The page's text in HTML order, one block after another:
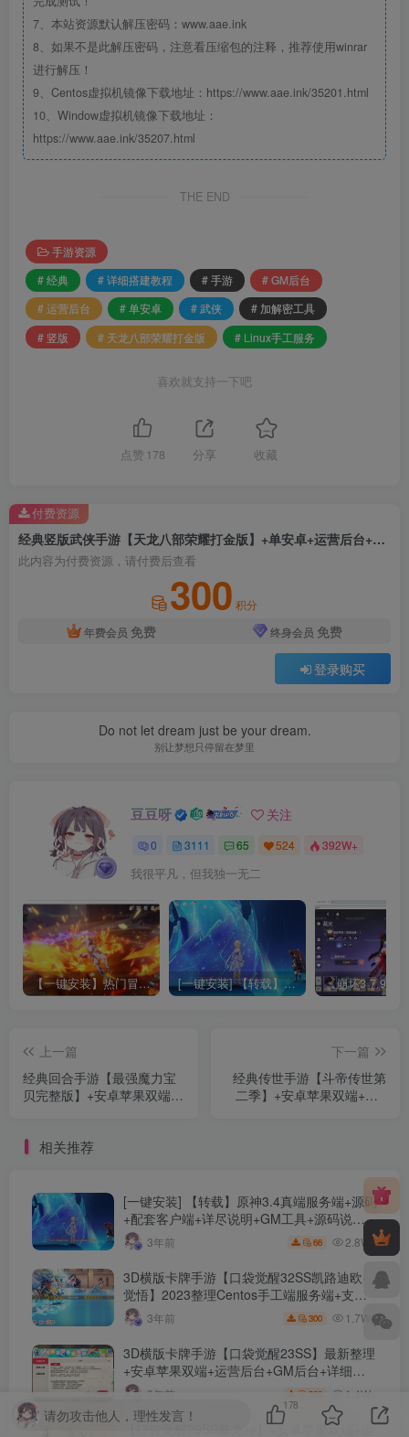
7、本站资源默认解压密码：www.aae.ink
8、如果不是此解压密码，注意看压缩包的注释，推荐使用winrar
进行解压！
9、Centos虚拟机镜像下载地址：https://www.aae.ink/35201.html
10、Window虚拟机镜像下载地址：
https://www.aae.ink/35207.html
THE END
手游资源
# 经典
# 详细搭建教程 # 手游
# GM后台
# 运营后台
# 单安卓 # 武侠
# 加解密工具
# 竖版
# 天龙八部荣耀打金版 # Linux手工服务
喜欢就支持一下吧
点赞 178 分享 收藏
经典竖版武侠手游【天龙八部荣耀打金版】+单安卓+运营后台+加解密工具+GM后台+Linux手工服务+详细搭建教程
此内容为付费资源，请付费后查看
300 积分
年费会员 免费 终身会员 免费
登录购买
付费资源
Do not let dream just be your dream.
别让梦想只停留在梦里
豆豆呀 关注
0 3111 65 524 392W+
我很平凡，但我独一无二
【一键安装】热门冒险策略类游戏崩坏：星穹铁道全新2.3版本一键端+一键代理+一键启动+免虚拟机 [一键安装] 【转载】原神3.4真端服务端+源码+配套客户端+详尽说明+GM工具+源码说明文件
上一篇
经典回合手游【最强魔力宝
贝完整版】+安卓苹果双端
下一篇
经典传世手游【斗帝传世第
二季】+安卓苹果双端+GM
相关推荐
[一键安装] 【转载】原神3.4真端服务端+源码
+配套客户端+详尽说明+GM工具+源码说明
文件3年前 66 2.8W+
3D横版卡牌手游【口袋觉醒32SS凯路迪欧·
觉悟】2023整理Centos手工端服务端+支付
对接+安卓苹果双端+运营后台+GM授权后台
+代理后台
3年前 300 1.7W+
3D横版卡牌手游【口袋觉醒23SS】最新整理
+安卓苹果双端+运营后台+GM后台+详细搭
建教程3年前 300 1.4W+
【口袋觉醒29SS暴龙神】+安卓苹果双端+运
请勿攻击他人，理性发言！
178